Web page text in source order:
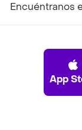
Encuéntranos
App